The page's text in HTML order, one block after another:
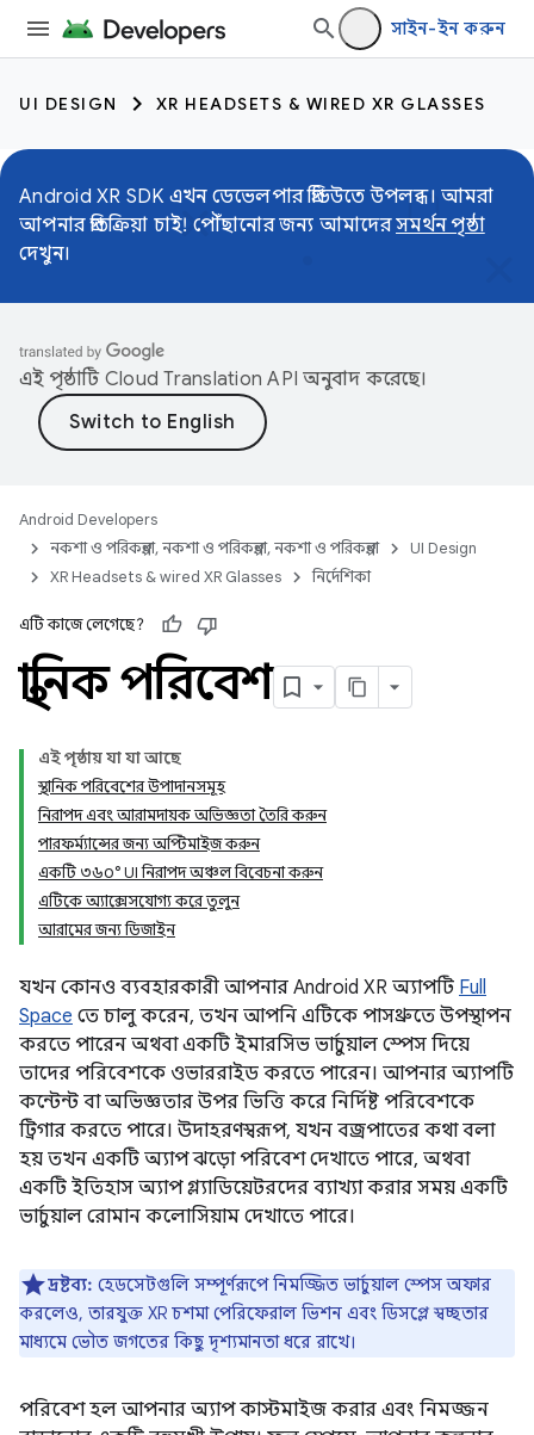
সাইন-ইন করুন
UI DESIGN XR HEADSETS & WIRED XR GLASSES
Android XR SDK এখন ডেভেলপার প্রিভিউতে উপলব্ধ। আমরা
আপনার প্রতিক্রিয়া চাই! পৌঁছানোর জন্য আমাদেরসমর্থন পৃষ্ঠা
দেখুন।
এই পৃষ্ঠাটি Cloud Translation API অনুবাদ করেছে।
Android Developers
নকশা ও পরিকল্পনা, নকশা ও পরিকল্পনা, নকশা ও পরিকল্পনা
UI Design
XR Headsets & wired XR Glasses
নির্দেশিকা
এটি কাজে লেগেছে?
স্থানিক পরিবেশ
এই পৃষ্ঠায় যা যা আছে
স্থানিক পরিবেশের উপাদানসমূহ
নিরাপদ এবং আরামদায়ক অভিজ্ঞতা তৈরি করুন
পারফর্ম্যান্সের জন্য অপ্টিমাইজ করুন
একটি ৩৬০° UI নিরাপদ অঞ্চল বিবেচনা করুন
এটিকে অ্যাক্সেসযোগ্য করে তুলুন
আরামের জন্য ডিজাইন
যখন কোনও ব্যবহারকারী আপনার Android XR অ্যাপটি Full
Space তে চালু করেন, তখন আপনি এটিকে পাসথ্রুতে উপস্থাপন
করতে পারেন অথবা একটি ইমারসিভ ভার্চুয়াল স্পেস দিয়ে
তাদের পরিবেশকে ওভাররাইড করতে পারেন। আপনার অ্যাপটি
কন্টেন্ট বা অভিজ্ঞতার উপর ভিত্তি করে নির্দিষ্ট পরিবেশকে
ট্রিগার করতে পারে। উদাহরণস্বরূপ, যখন বজ্রপাতের কথা বলা
হয় তখন একটি অ্যাপ ঝড়ো পরিবেশ দেখাতে পারে, অথবা
একটি ইতিহাস অ্যাপ গ্ল্যাডিয়েটরদের ব্যাখ্যা করার সময় একটি
ভার্চুয়াল রোমান কলোসিয়াম দেখাতে পারে।
দ্রষ্টব্য: হেডসেটগুলি সম্পূর্ণরূপে নিমজ্জিত ভার্চুয়াল স্পেস অফার
করলেও, তারযুক্ত XR চশমা পেরিফেরাল ভিশন এবং ডিসপ্লে স্বচ্ছতার
মাধ্যমে ভৌত জগতের কিছু দৃশ্যমানতা ধরে রাখে।
পরিবেশ হল আপনার অ্যাপ কাস্টমাইজ করার এবং নিমজ্জন